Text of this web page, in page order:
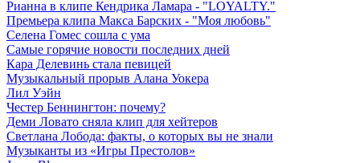
Рианна в клипе Кендрика Ламара - "LOYALTY."
Премьера клипа Макса Барских - "Моя любовь"
Селена Гомес сошла с ума
Самые горячие новости последних дней
Кара Делевинь стала певицей
Музыкальный прорыв Алана Уокера
Лил Уэйн
Честер Беннингтон: почему?
Деми Ловато сняла клип для хейтеров
Светлана Лобода: факты, о которых вы не знали
Музыканты из «Игры Престолов»